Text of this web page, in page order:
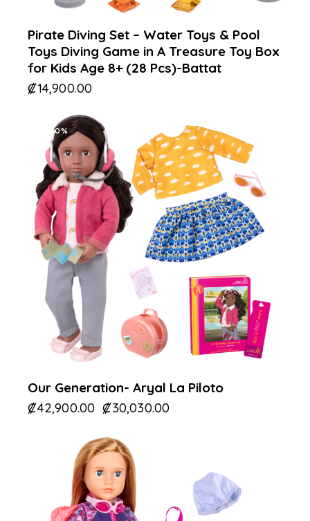
Pirate Diving Set – Water Toys & Pool
Toys Diving Game in A Treasure Toy Box
for Kids Age 8+ (28 Pcs)-Battat
₡14,900.00
-30%
Our Generation- Aryal La Piloto
₡42,900.00 ₡30,030.00